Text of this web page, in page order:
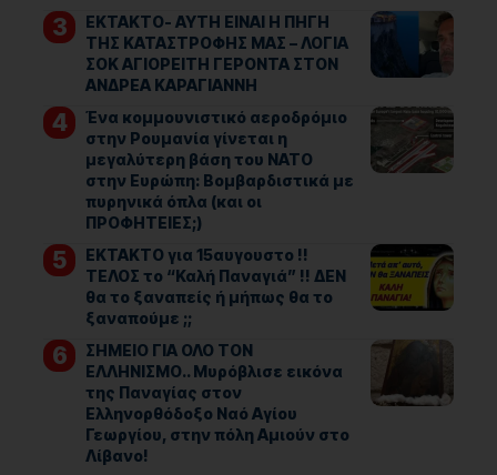
ΕΚΤΑΚΤΟ- ΑΥΤΗ ΕΙΝΑΙ Η ΠΗΓΗ
ΤΗΣ ΚΑΤΑΣΤΡΟΦΗΣ ΜΑΣ – ΛΟΓΙΑ
ΣΟΚ ΑΓΙΟΡΕΙΤΗ ΓΕΡΟΝΤΑ ΣΤΟΝ
ΑΝΔΡΕΑ ΚΑΡΑΓΙΑΝΝΗ
Ένα κομμουνιστικό αεροδρόμιο
στην Ρουμανία γίνεται η
μεγαλύτερη βάση του ΝΑΤΟ
στην Ευρώπη: Βομβαρδιστικά με
πυρηνικά όπλα (και οι
ΠΡΟΦΗΤΕΙΕΣ;)
ΕΚΤΑΚΤΟ για 15αυγουστο !!
ΤΕΛΟΣ το “Καλή Παναγιά” !! ΔΕΝ
θα το ξαναπείς ή μήπως θα το
ξαναπούμε ;;
ΣΗΜΕΙΟ ΓΙΑ ΟΛΟ ΤΟΝ
ΕΛΛΗΝΙΣΜΟ.. Μυρόβλισε εικόνα
της Παναγίας στον
Ελληνορθόδοξο Ναό Αγίου
Γεωργίου, στην πόλη Αμιούν στο
Λίβανο!